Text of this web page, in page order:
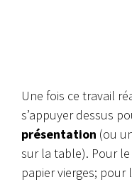
Une fois ce travail
s’appuyer dessus
présentation (ou
sur la table). Pour
papier vierges; pour